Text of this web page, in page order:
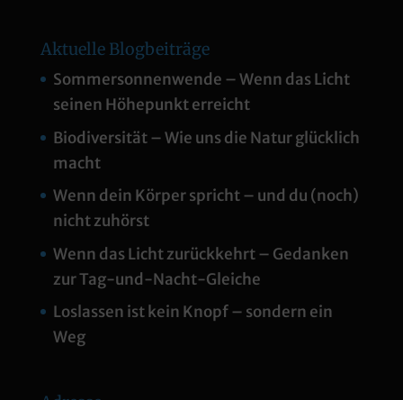
Aktuelle Blogbeiträge
Sommersonnenwende – Wenn das Licht
seinen Höhepunkt erreicht
Biodiversität – Wie uns die Natur glücklich
macht
Wenn dein Körper spricht – und du (noch)
nicht zuhörst
Wenn das Licht zurückkehrt – Gedanken
zur Tag-und-Nacht-Gleiche
Loslassen ist kein Knopf – sondern ein
Weg